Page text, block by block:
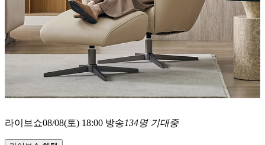
라이브쇼08/08(토) 18:00 방송134명 기대중